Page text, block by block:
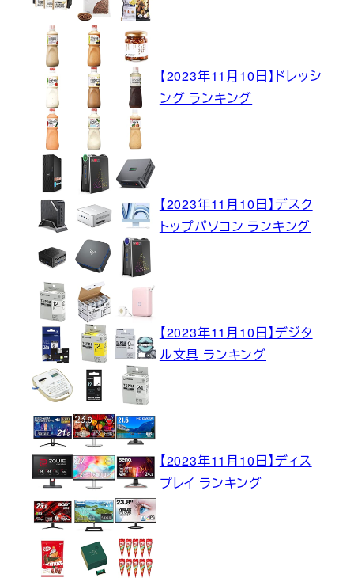
【2023年11月10日】ドレッシ
ング ランキング
【2023年11月10日】デスク
トップパソコン ランキング
【2023年11月10日】デジタ
ル文具 ランキング
【2023年11月10日】ディス
プレイ ランキング